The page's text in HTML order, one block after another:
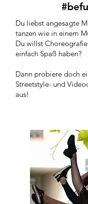
Du liebst angesagte
tanzen wie in einem
Du willst
einfach Spaß haben?
Dann probiere doch
Streetstyle- und
aus!